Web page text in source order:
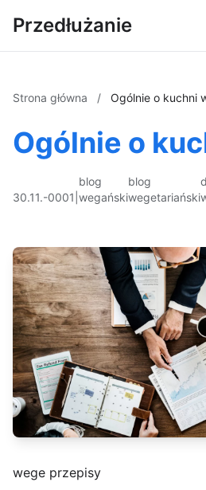
Przedłużanie
Strona główna / Ogólnie o kuchni
Ogólnie o
30.11.-0001
blog
wegański
blog
wegetariański
wege przepisy